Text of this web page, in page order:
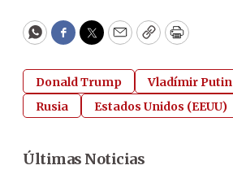
WhatsApp
Facebook
Twitter
EmailCopyPrint
Donald Trump Vladímir Putin
Rusia
Estados Unidos (EEUU)
Últimas Noticias